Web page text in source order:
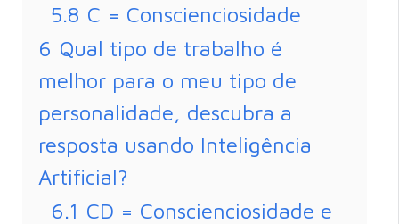
5.8 C = Conscienciosidade
6 Qual tipo de trabalho é
melhor para o meu tipo de
personalidade, descubra a
resposta usando Inteligência
Artificial?
6.1 CD = Conscienciosidade e